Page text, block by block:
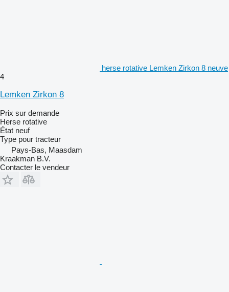
herse rotative Lemken Zirkon 8 neuve
4
Lemken Zirkon 8
Prix sur demande
Herse rotative
État neuf
Type pour tracteur
Pays-Bas, Maasdam
Kraakman B.V.
Contacter le vendeur